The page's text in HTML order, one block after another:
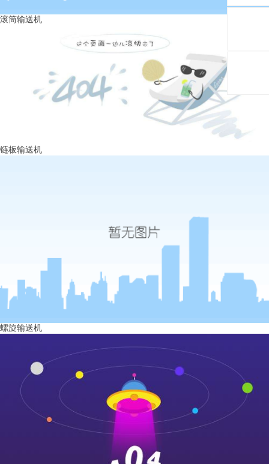
滚筒输送机
链板输送机
螺旋输送机